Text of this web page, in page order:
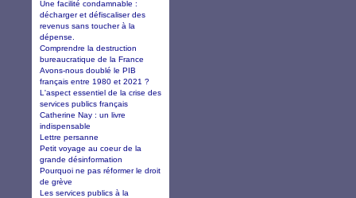
Une facilité condamnable :
décharger et défiscaliser des
revenus sans toucher à la
dépense.
Comprendre la destruction
bureaucratique de la France
Avons-nous doublé le PIB
français entre 1980 et 2021 ?
L'aspect essentiel de la crise des
services publics français
Catherine Nay : un livre
indispensable
Lettre persanne
Petit voyage au coeur de la
grande désinformation
Pourquoi ne pas réformer le droit
de grève
Les services publics à la